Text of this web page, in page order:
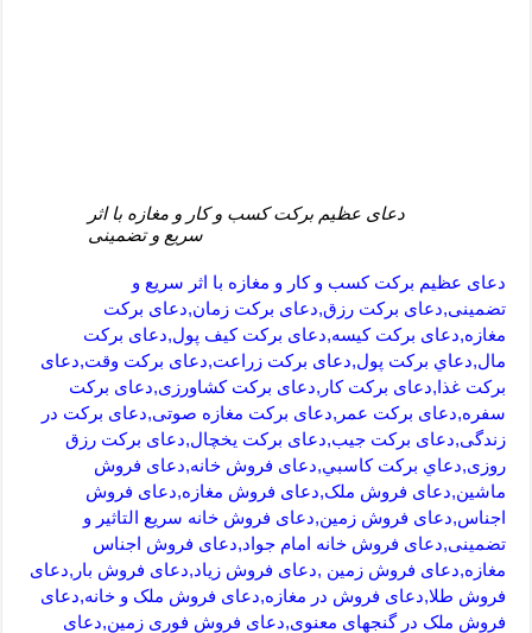
دعای عظیم برکت کسب و کار و مغازه با اثر
سریع و تضمینی
دعای عظیم برکت کسب و کار و مغازه با اثر سریع و
تضمینی,دعای برکت رزق,دعای برکت زمان,دعای برکت
مغازه,دعای برکت کیسه,دعای برکت کیف پول,دعای برکت
مال,دعاي بركت پول,دعای برکت زراعت,دعای برکت وقت,دعای
برکت غذا,دعای برکت کار,دعای برکت کشاورزی,دعای برکت
سفره,دعای برکت عمر,دعای برکت مغازه صوتی,دعای برکت در
زندگی,دعای برکت جیب,دعای برکت یخچال,دعای برکت رزق
روزی,دعاي بركت كاسبي,دعای فروش خانه,دعای فروش
ماشین,دعای فروش ملک,دعای فروش مغازه,دعای فروش
اجناس,دعای فروش زمین,دعای فروش خانه سریع التاثیر و
تضمینی,دعای فروش خانه امام جواد,دعای فروش اجناس
مغازه,دعای فروش زمین ,دعای فروش زیاد,دعای فروش بار,دعای
فروش طلا,دعای فروش در مغازه,دعای فروش ملک و خانه,دعای
فروش ملک در گنجهای معنوی,دعای فروش فوری زمین,دعای